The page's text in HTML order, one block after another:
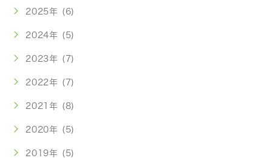
2025年 (6)
2024年 (5)
2023年 (7)
2022年 (7)
2021年 (8)
2020年 (5)
2019年 (5)